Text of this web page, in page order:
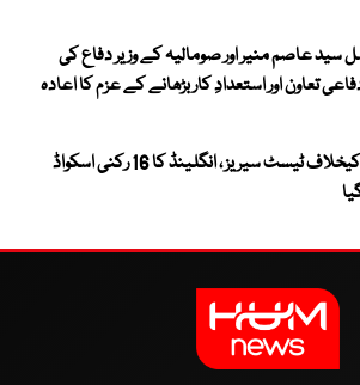
سید عاصم منیر اور صومالیہ کے وزیر دفاع کی
تعاون اور استعدادِ کار بڑھانے کے عزم کا اعادہ
پاکستان کیخلاف ٹیسٹ سیریز ، انگلینڈ کا 16 رکنی اسکواڈ